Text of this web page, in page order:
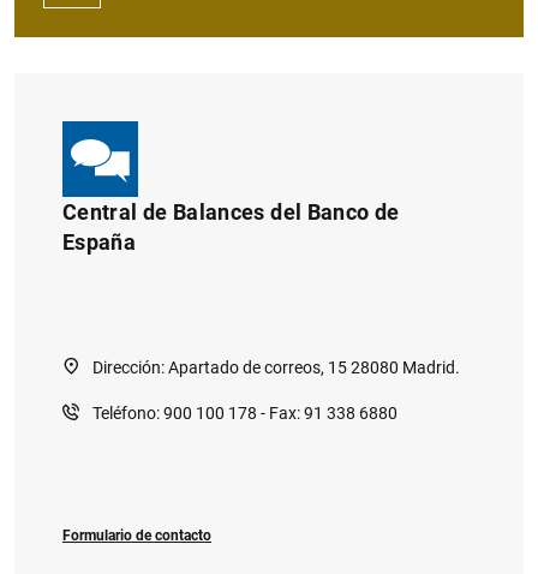
Central de Balances del Banco de
España
Dirección: Apartado de correos, 15 28080 Madrid.
Teléfono: 900 100 178 - Fax: 91 338 6880
Formulario de contacto